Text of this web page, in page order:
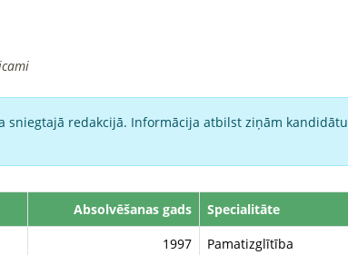
redakcijā. Informācija atbilst ziņām
Absolvēšanas gads
Specialitāte
1997
Pamatizglītība